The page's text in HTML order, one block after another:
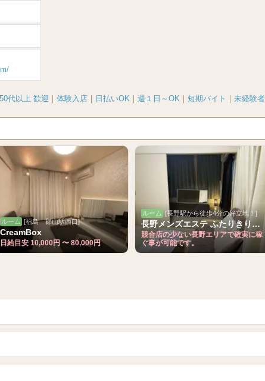
50代以上 歓迎 ｜ 体験入店 ｜ 日払いOK ｜ 週１日～OK ｜ 短期バイト ｜ 未経験
ルーム [福島 郡山駅西口]
CreamBox
日給目安 10,000円 〜 80,000円
ルーム [長野駅から徒歩4分の好立地！]
長野メンズエステ ふたりきりSPA
競合店の少ない長野エリアで確実に稼
ぐ事が可能です。
青森
岩手 (盛岡・北上)